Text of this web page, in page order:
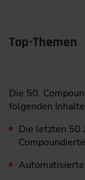
Top-Themen
Die 50.
folgenden
Die letzten 50